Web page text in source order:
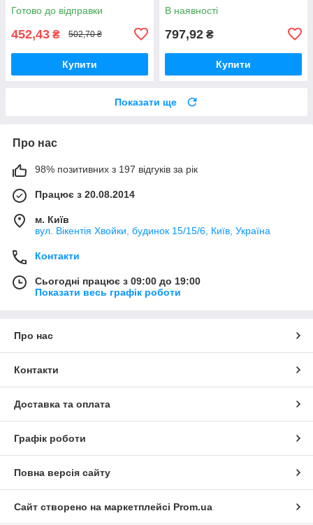
Готово до відправки
452,43 ₴ 502,70 ₴
Купити
В наявності
797,92 ₴
Купити
Показати ще
Про нас
98% позитивних з 197 відгуків за рік
Працює з 20.08.2014
м. Київ
вул. Вікентія Хвойки, будинок 15/15/6, Київ, Україна
Контакти
Сьогодні працює з 09:00 до 19:00
Показати весь графік роботи
Про нас
Контакти
Доставка та оплата
Графік роботи
Повна версія сайту
Сайт створено на маркетплейсі Prom.ua